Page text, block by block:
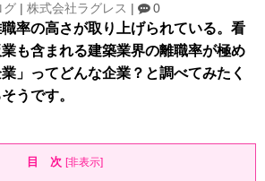
グ 株式会社ラグレス 0
率の高さが取り上げられている。看
も含まれる建築業界の離職率が極め
」ってどんな企業？と調べてみたく
うです。
目 次 [非表示]